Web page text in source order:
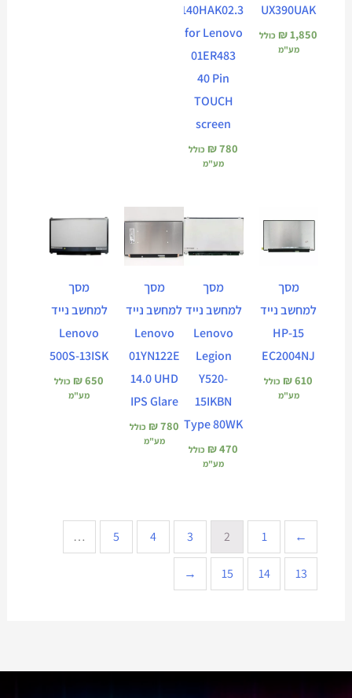
UX390UAK
₪1,850
כולל
מע"מ
B140HAK02.3
for Lenovo
01ER483
40 Pin
TOUCH
screen
₪780
כולל
מע"מ
מסך
למחשב נייד
HP-15
EC2004NJ
₪610
כולל
מע"מ
מסך
למחשב נייד
Lenovo
Legion
Y520-
15IKBN
Type 80WK
₪470
כולל
מע"מ
מסך
למחשב נייד
Lenovo
01YN122E
14.0 UHD
IPS Glare
₪780
כולל
מע"מ
מסך
למחשב נייד
Lenovo
500S-13ISK
₪650
כולל
מע"מ
→
1
2
3
4
5
…
13
14
15
←